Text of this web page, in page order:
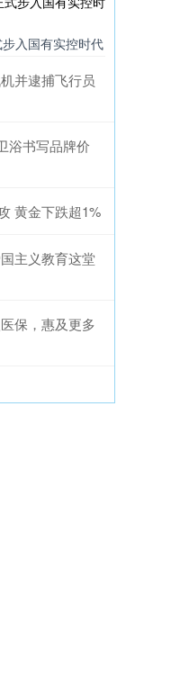
入国有实控时代
并逮捕飞行员
浴书写品牌价
黄金下跌超1%
主义教育这堂
保，惠及更多